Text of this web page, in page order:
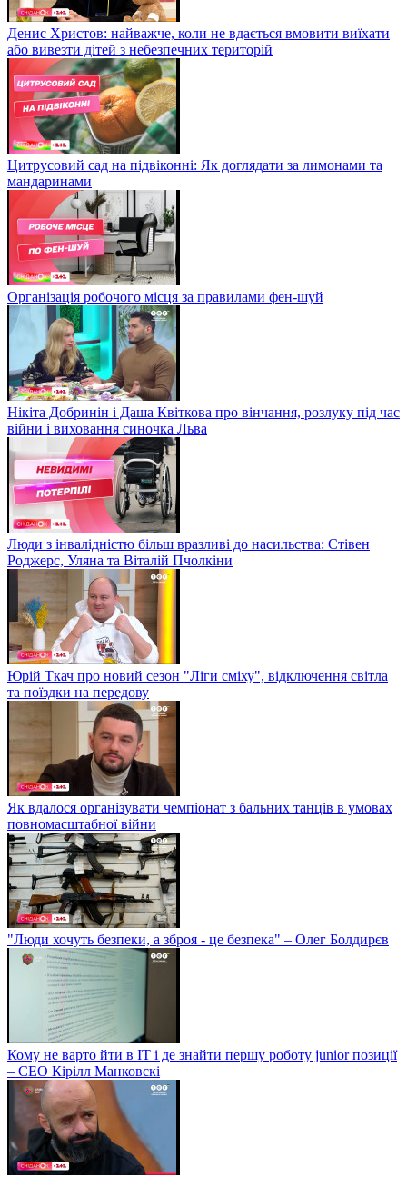
Денис Христов: найважче, коли не вдається вмовити виїхати
або вивезти дітей з небезпечних територій
Цитрусовий сад на підвіконні: Як доглядати за лимонами та
мандаринами
Організація робочого місця за правилами фен-шуй
Нікіта Добринін і Даша Квіткова про вінчання, розлуку під час
війни і виховання синочка Льва
Люди з інвалідністю більш вразливі до насильства: Стівен
Роджерс, Уляна та Віталій Пчолкіни
Юрій Ткач про новий сезон "Ліги сміху", відключення світла
та поїздки на передову
Як вдалося організувати чемпіонат з бальних танців в умовах
повномасштабної війни
"Люди хочуть безпеки, а зброя - це безпека" – Олег Болдирєв
Кому не варто йти в IT і де знайти першу роботу junior позиції
– СЕО Кірілл Манковскі